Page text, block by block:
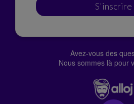
S'inscrire
Avez-vous des
Nous sommes là pour